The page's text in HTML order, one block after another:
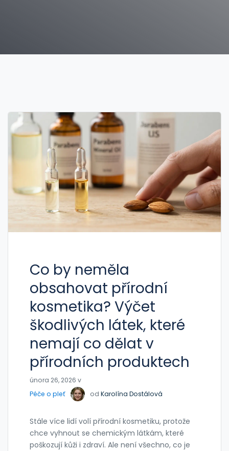
Co by neměla
obsahovat přírodní
kosmetika? Výčet
škodlivých látek, které
nemají co dělat v
přírodních produktech
února 26, 2026 v
Péče o pleť
od Karolína Dostálová
Stále více lidí volí přírodní kosmetiku, protože
chce vyhnout se chemickým látkám, které
poškozují kůži i zdraví. Ale není všechno, co je